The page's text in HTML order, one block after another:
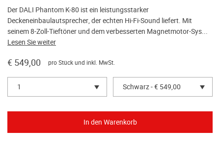
Der DALI Phantom K-80 ist ein leistungsstarker
Deckeneinbaulautsprecher, der echten Hi-Fi-Sound liefert. Mit
seinem 8-Zoll-Tieftöner und dem verbesserten Magnetmotor-Sys...
Lesen Sie weiter
€ 549,00 pro Stück und inkl. MwSt.
1 Schwarz - € 549,00